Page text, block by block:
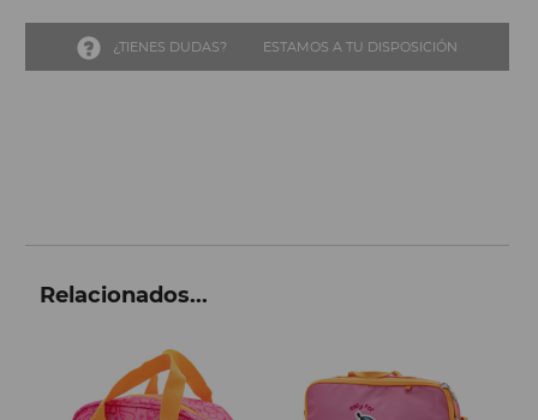
¿TIENES DUDAS? ESTAMOS A TU DISPOSICIÓN
Relacionados...